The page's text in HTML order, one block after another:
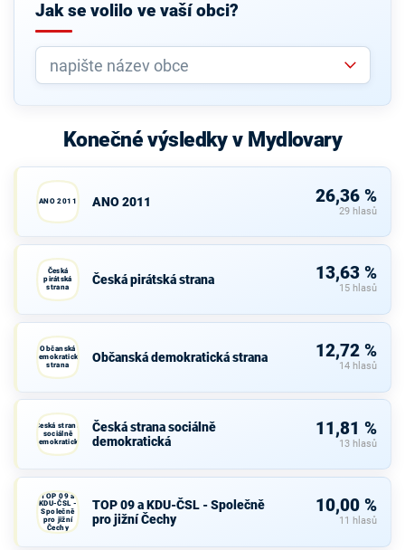
Jak se volilo ve vaší obci?
Konečné výsledky v Mydlovary
ANO 2011 ANO 2011 26,36 %
29 hlasů
Česká
pirátská
strana
Česká pirátská strana 13,63 %
15 hlasů
Občanská
demokratická
strana
Občanská demokratická strana 12,72 %
14 hlasů
Česká strana
sociálně
demokratická
Česká strana sociálně
demokratická
11,81 %
13 hlasů
TOP 09 a
KDU-ČSL -
Společně
pro jižní
Čechy
TOP 09 a KDU-ČSL - Společně
pro jižní Čechy
10,00 %
11 hlasů